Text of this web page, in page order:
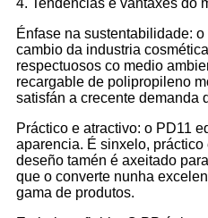
Énfase na sustentabilidade:
cambio da industria
respectuosos co medio
recargable de polipropileno
satisfán a crecente demanda
Práctico e atractivo: o PD11
aparencia. É sinxelo,
deseño tamén é axeitado
que o converte nunha
gama de produtos.